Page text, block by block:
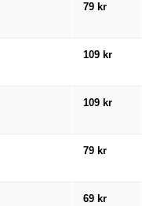
79 kr
109 kr
109 kr
79 kr
69 kr